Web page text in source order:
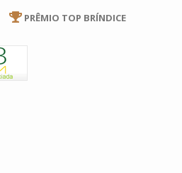
PRÊMIO TOP BRÍNDICE